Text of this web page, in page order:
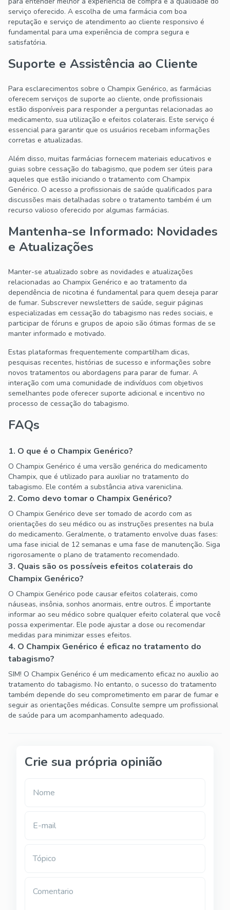
serviço oferecido. A escolha de uma farmácia com boa
reputação e serviço de atendimento ao cliente responsivo é
fundamental para uma experiência de compra segura e
satisfatória.
Suporte e Assistência ao Cliente
Para esclarecimentos sobre o Champix Genérico, as farmácias
oferecem serviços de suporte ao cliente, onde profissionais
estão disponíveis para responder a perguntas relacionadas ao
medicamento, sua utilização e efeitos colaterais. Este serviço é
essencial para garantir que os usuários recebam informações
corretas e atualizadas.
Além disso, muitas farmácias fornecem materiais educativos e
guias sobre cessação do tabagismo, que podem ser úteis para
aqueles que estão iniciando o tratamento com Champix
Genérico. O acesso a profissionais de saúde qualificados para
discussões mais detalhadas sobre o tratamento também é um
recurso valioso oferecido por algumas farmácias.
Mantenha-se Informado: Novidades
e Atualizações
Manter-se atualizado sobre as novidades e atualizações
relacionadas ao Champix Genérico e ao tratamento da
dependência de nicotina é fundamental para quem deseja parar
de fumar. Subscrever newsletters de saúde, seguir páginas
especializadas em cessação do tabagismo nas redes sociais, e
participar de fóruns e grupos de apoio são ótimas formas de se
manter informado e motivado.
Estas plataformas frequentemente compartilham dicas,
pesquisas recentes, histórias de sucesso e informações sobre
novos tratamentos ou abordagens para parar de fumar. A
interação com uma comunidade de indivíduos com objetivos
semelhantes pode oferecer suporte adicional e incentivo no
processo de cessação do tabagismo.
FAQs
1. O que é o Champix Genérico?
O Champix Genérico é uma versão genérica do medicamento
Champix, que é utilizado para auxiliar no tratamento do
tabagismo. Ele contém a substância ativa vareniclina.
2. Como devo tomar o Champix Genérico?
O Champix Genérico deve ser tomado de acordo com as
orientações do seu médico ou as instruções presentes na bula
do medicamento. Geralmente, o tratamento envolve duas fases:
uma fase inicial de 12 semanas e uma fase de manutenção. Siga
rigorosamente o plano de tratamento recomendado.
3. Quais são os possíveis efeitos colaterais do
Champix Genérico?
O Champix Genérico pode causar efeitos colaterais, como
náuseas, insônia, sonhos anormais, entre outros. É importante
informar ao seu médico sobre qualquer efeito colateral que você
possa experimentar. Ele pode ajustar a dose ou recomendar
medidas para minimizar esses efeitos.
4. O Champix Genérico é eficaz no tratamento do
tabagismo?
SIM! O Champix Genérico é um medicamento eficaz no auxílio ao
tratamento do tabagismo. No entanto, o sucesso do tratamento
também depende do seu comprometimento em parar de fumar e
seguir as orientações médicas. Consulte sempre um profissional
de saúde para um acompanhamento adequado.
Crie sua própria opinião
Nome
E-mail
Tópico
Comentario